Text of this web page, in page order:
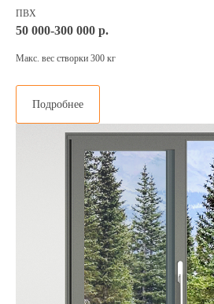
ПВХ
50 000-300 000 р.
Макс. вес створки 300 кг
Подробнее